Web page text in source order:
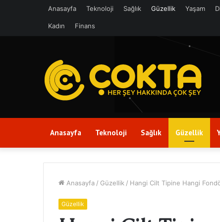
Anasayfa Teknoloji Sağlık Güzellik Yaşam
Kadın Finans
Anasayfa Teknoloji Sağlık Güzellik
Anasayfa / Güzellik / Hangi Cilt Tipine Hangi
Güzellik